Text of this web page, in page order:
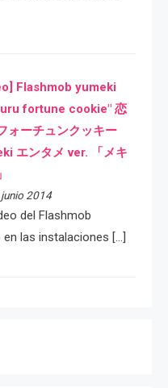
Flashmob yumeki
fortune cookie" 恋
ォーチュンクッキー
エンタメ ver. 「メキ
2014
del Flashmob
las instalaciones […]